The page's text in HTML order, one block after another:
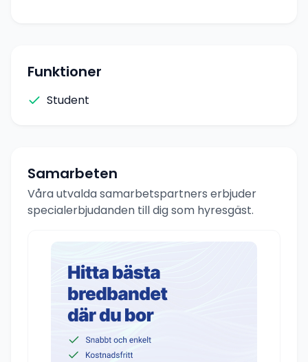
Funktioner
Student
Samarbeten
Våra utvalda samarbetspartners erbjuder
specialerbjudanden till dig som hyresgäst.